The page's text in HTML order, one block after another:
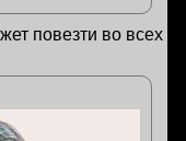
повезти во всех